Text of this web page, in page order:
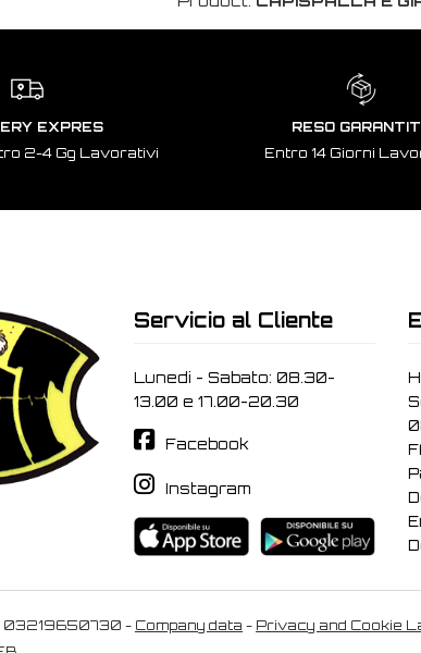
EXPRES
2-4 Gg Lavorativi
RESO
Entro 14 Giorni
Servicio al Cliente
Lunedi - Sabato: 08.30-
13.00 e 17.00-20.30
Facebook
Instagram
03219650730 - Company data - Privacy and Cookie